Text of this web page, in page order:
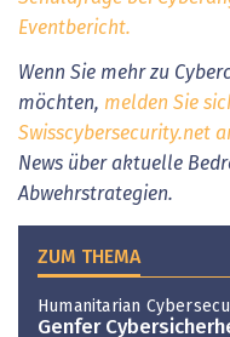
Eventbericht.
Wenn Sie mehr zu
möchten, melden Sie
Swisscybersecurity.net
News über aktuelle
Abwehrstrategien.
ZUM THEMA
Humanitarian
Genfer